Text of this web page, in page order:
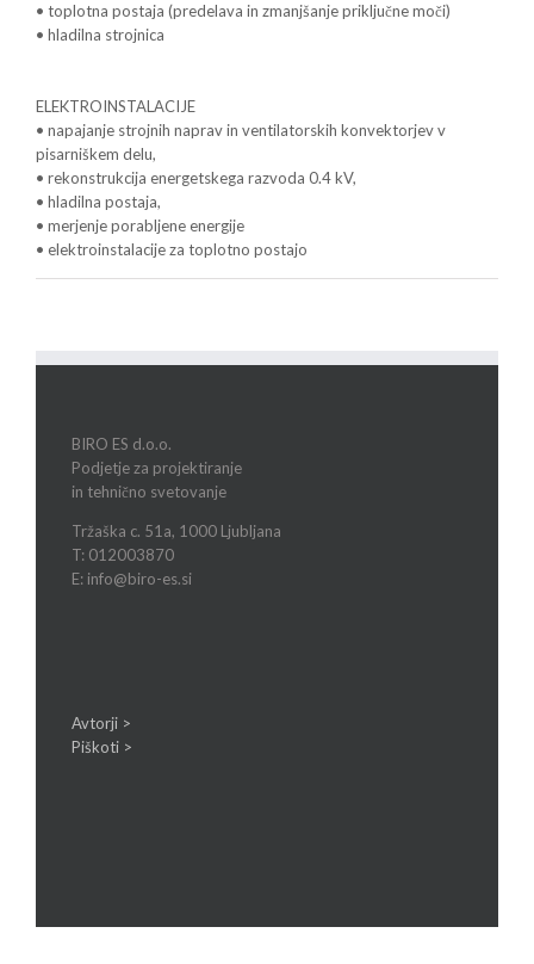
• toplotna postaja (predelava in zmanjšanje priključne moči)
• hladilna strojnica
ELEKTROINSTALACIJE
• napajanje strojnih naprav in ventilatorskih konvektorjev v
pisarniškem delu,
• rekonstrukcija energetskega razvoda 0.4 kV,
• hladilna postaja,
• merjenje porabljene energije
• elektroinstalacije za toplotno postajo
BIRO ES d.o.o.
Podjetje za projektiranje
in tehnično svetovanje
Tržaška c. 51a, 1000 Ljubljana
T: 012003870
E: info@biro-es.si
Avtorji >
Piškoti >